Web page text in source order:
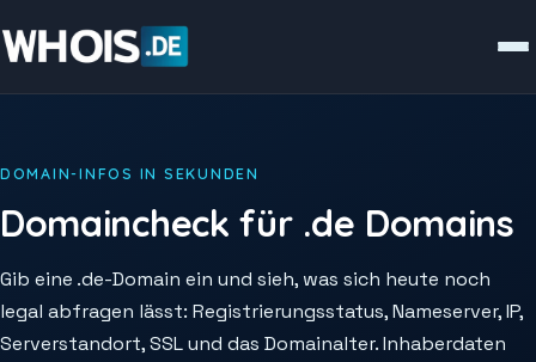
DOMAIN-INFOS IN SEKUNDEN
Domaincheck für .de Domains
Gib eine .de-Domain ein und sieh, was sich heute noch
legal abfragen lässt: Registrierungsstatus, Nameserver, IP,
Serverstandort, SSL und das Domainalter. Inhaberdaten